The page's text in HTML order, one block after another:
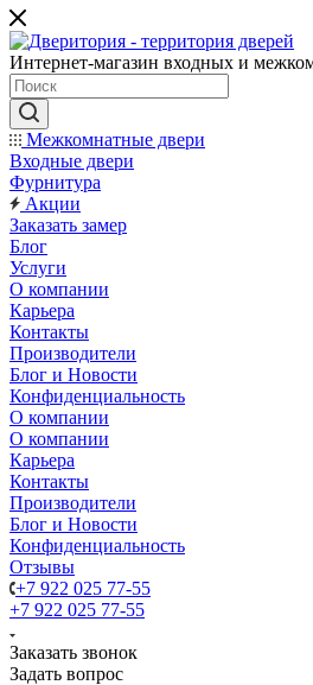
Интернет-магазин входных и
Межкомнатные двери
Входные двери
Фурнитура
Акции
Заказать замер
Блог
Услуги
О компании
Карьера
Контакты
Производители
Блог и Новости
Конфиденциальность
О компании
О компании
Карьера
Контакты
Производители
Блог и Новости
Конфиденциальность
Отзывы
+7 922 025 77-55
+7 922 025 77-55
Заказать звонок
Задать вопрос